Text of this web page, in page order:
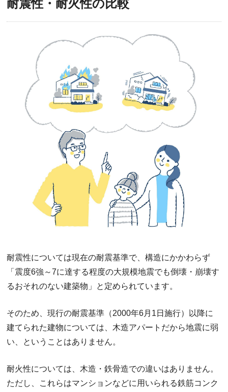
耐震性・耐火性の比較
耐震性については現在の耐震基準で、構造にかかわらず
「震度6強～7に達する程度の大規模地震でも倒壊・崩壊す
るおそれのない建築物」と定められています。
そのため、現行の耐震基準（2000年6月1日施行）以降に
建てられた建物については、木造アパートだから地震に弱
い、ということはありません。
耐火性については、木造・鉄骨造での違いはありません。
ただし、これらはマンションなどに用いられる鉄筋コンク